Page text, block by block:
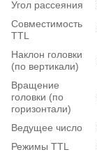
Угол рассеяния
Совместимость
TTL
Наклон головки
(по вертикали)
Вращение
головки (по
горизонтали)
Ведущее число
Режимы TTL